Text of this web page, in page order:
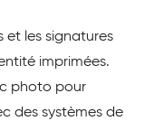
et les signatures
imprimées.
photo pour
des systèmes de